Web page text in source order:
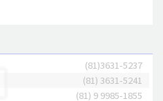
(81)3631-5237
(81) 3631-5241
(81) 9 9985-1855